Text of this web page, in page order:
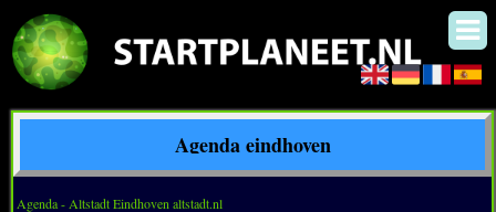
Agenda eindhoven
Agenda - Altstadt Eindhoven altstadt.nl